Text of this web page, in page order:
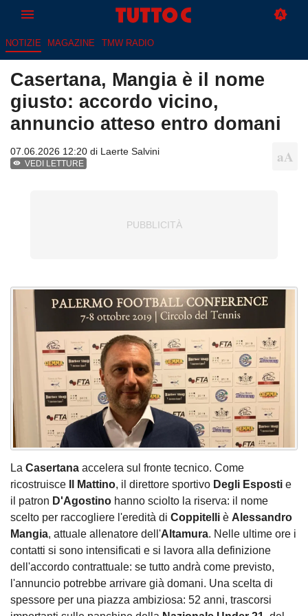
NOTIZIE MAGAZINE TMW RADIO
Casertana, Mangia è il nome
giusto: accordo vicino,
annuncio atteso entro domani
07.06.2026 12:20 di Laerte Salvini
VEDI LETTURE
La Casertana accelera sul fronte tecnico. Come
ricostruisce
Il Mattino, il direttore sportivo Degli Esposti e
il patron D'Agostino hanno sciolto la riserva: il nome
scelto per raccogliere l'eredità di Coppitelli è Alessandro
Mangia, attuale allenatore dell'Altamura. Nelle ultime ore i
contatti si sono intensificati e si lavora alla definizione
dell'accordo contrattuale: se tutto andrà come previsto,
l'annuncio potrebbe arrivare già domani. Una scelta di
spessore per una piazza ambiziosa: 52 anni, trascorsi